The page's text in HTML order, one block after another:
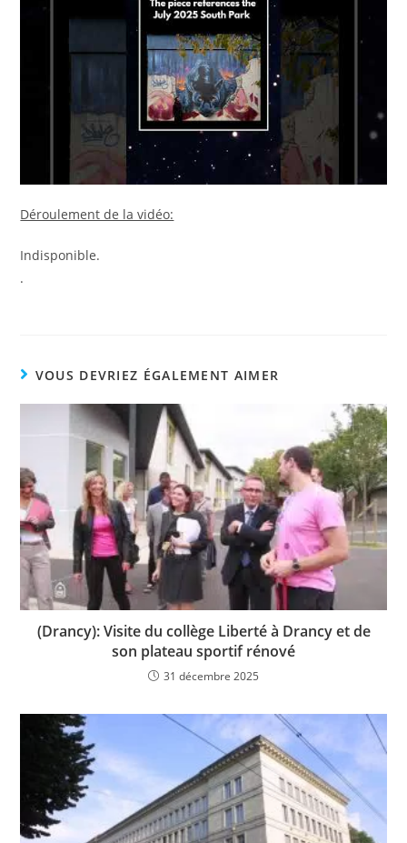
Déroulement de la vidéo:
Indisponible.
.
VOUS DEVRIEZ ÉGALEMENT AIMER
(Drancy): Visite du collège Liberté à Drancy et de
son plateau sportif rénové
31 décembre 2025